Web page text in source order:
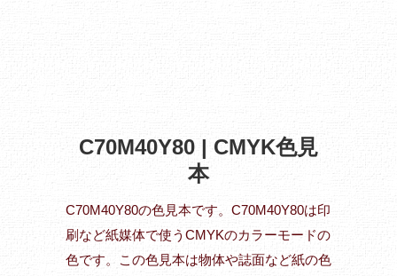
C70M40Y80 | CMYK色見
本
C70M40Y80の色見本です。C70M40Y80は印
刷など紙媒体で使うCMYKのカラーモードの
色です。この色見本は物体や誌面など紙の色